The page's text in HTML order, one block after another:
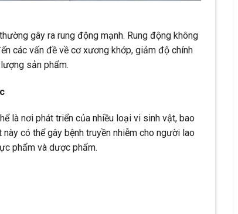
gây ra rung động mạnh. Rung động không
các vấn đề về cơ xương khớp, giảm độ chính
sản phẩm.
là nơi phát triển của nhiều loại vi sinh vật, bao
có thể gây bệnh truyền nhiễm cho người lao
phẩm và dược phẩm.